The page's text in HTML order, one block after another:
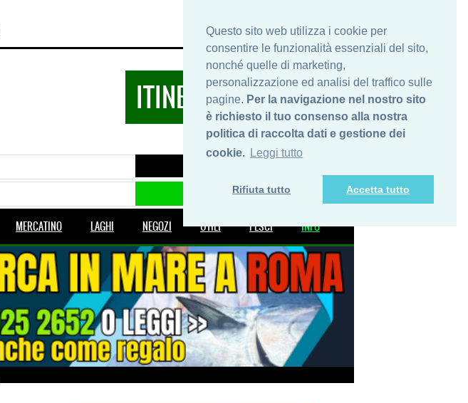
Questo sito web utilizza i cookie per
consentire le funzionalità essenziali del sito,
nonché quelle di marketing,
personalizzazione ed analisi del traffico sulle
pagine. Per la navigazione nel nostro sito
è richiesto il tuo consenso alla nostra
politica di raccolta dati e gestione dei
cookie. Leggi tutto
Rifiuta tutto Accetta tutto
PRIVACY
SHOP
INFO
ITINERARIDIPESCA.IT
MERCATINO LAGHI NEGOZI UTILI PESCI INFO